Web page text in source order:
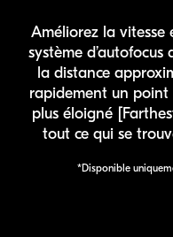
Améliorez la vitesse
système
la distance
rapidement un
plus éloigné
tout ce qui se
*Disponible